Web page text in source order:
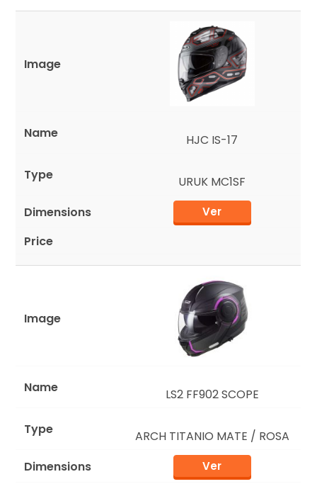
HJC IS-17
URUK MC1SF
Ver
LS2 FF902 SCOPE
ARCH TITANIO MATE / ROSA
Ver